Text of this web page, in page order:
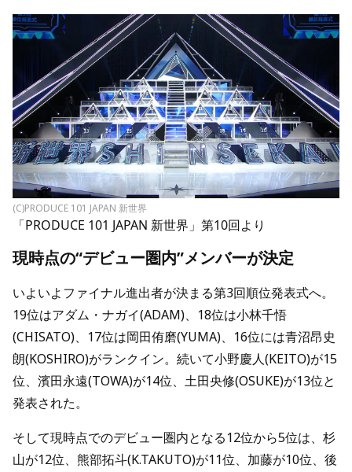
(C)PRODUCE 101 JAPAN 新世界
「PRODUCE 101 JAPAN 新世界」第10回より
現時点の“デビュー圏内”メンバーが決定
いよいよファイナル進出者が決まる第3回順位発表式へ。
19位はアダム・ナガイ(ADAM)、18位は小林千悟
(CHISATO)、17位は岡田侑磨(YUMA)、16位には青沼昂史
朗(KOSHIRO)がランクイン。続いて小野慶人(KEITO)が15
位、濱田永遠(TOWA)が14位、土田央修(OSUKE)が13位と
発表された。
そして現時点でのデビュー圏内となる12位から5位は、杉
山が12位、熊部拓斗(K.TAKUTO)が11位、加藤が10位、後